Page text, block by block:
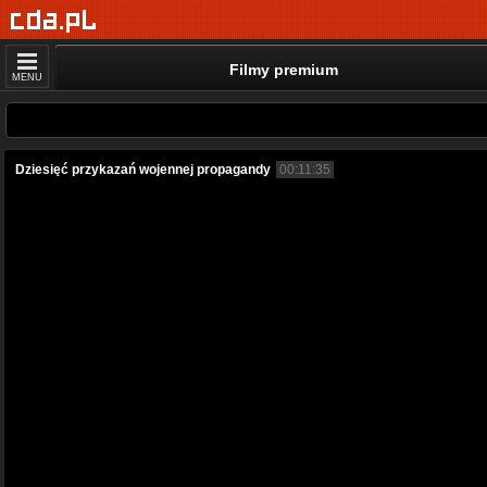
MENU Filmy premium
Dziesięć przykazań wojennej propagandy 00:11:35